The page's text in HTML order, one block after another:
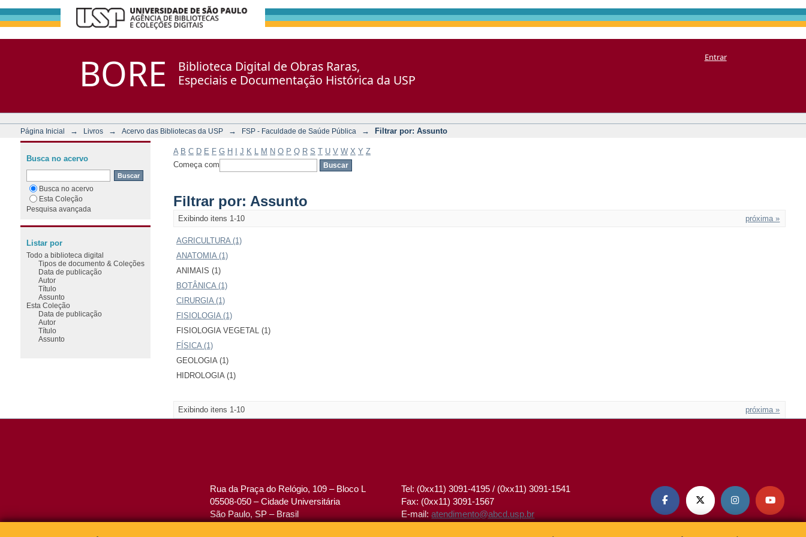
BORE
Biblioteca Digital de Obras Raras,
Especiais e Documentação Histórica da USP
Entrar
Página Inicial → Livros → Acervo das Bibliotecas da USP → FSP - Faculdade de Saúde Pública → Filtrar por: Assunto
A B C D E F G H J K M N O P Q R S T U V W X Y Z
Começa com
Filtrar por: Assunto
Exibindo itens 1-10 próxima »
AGRICULTURA (1)
ANATOMIA (1)
ANIMAIS (1)
BOTÂNICA (1)
CIRURGIA (1)
FISIOLOGIA (1)
FISIOLOGIA VEGETAL (1)
FÍSICA (1)
GEOLOGIA (1)
HIDROLOGIA (1)
Exibindo itens 1-10 próxima »
Busca no acervo
Busca no acervo
Esta Coleção
Pesquisa avançada
Listar por
Todo a biblioteca digital
Tipos de documento & Coleções
Data de publicação
Autor
Título
Assunto
Esta Coleção
Data de publicação
Autor
Título
Assunto
Rua da Praça do Relógio, 109 – Bloco L
05508-050 – Cidade Universitária
São Paulo, SP – Brasil
Tel: (0xx11) 3091-4195 / (0xx11) 3091-1541
Fax: (0xx11) 3091-1567
E-mail:atendimento@abcd.usp.br
   